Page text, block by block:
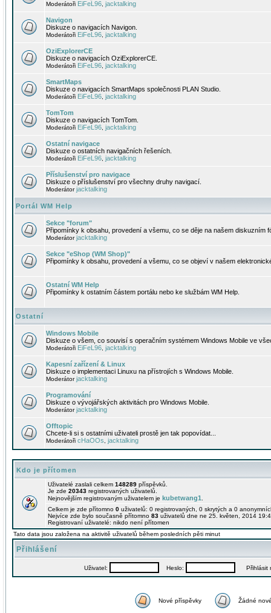
Moderátoři EiFeL96 jacktalking
Navigon
Diskuze o navigacích Navigon.
Moderátoři EiFeL96 jacktalking
OziExplorerCE
Diskuze o navigacích OziExplorerCE.
Moderátoři EiFeL96 jacktalking
SmartMaps
Diskuze o navigacích SmartMaps společnosti PLAN Studio.
Moderátoři EiFeL96 jacktalking
TomTom
Diskuze o navigacích TomTom.
Moderátoři EiFeL96 jacktalking
Ostatní navigace
Diskuze o ostatních navigačních řešeních.
Moderátoři EiFeL96 jacktalking
Příslušenství pro navigace
Diskuze o příslušenství pro všechny druhy navigací.
Moderátorjacktalking
Portál WM Help
Sekce "forum"
Připomínky k obsahu, provedení a všemu, co se děje na našem diskuzním
Moderátorjacktalking
Sekce "eShop (WM Shop)"
Připomínky k obsahu, provedení a všemu, co se objeví v našem
Ostatní WM Help
Připomínky k ostatním částem portálu nebo ke službám WM Help.
Ostatní
Windows Mobile
Diskuze o všem, co souvisí s operačním systémem Windows Mobile ve
Moderátoři EiFeL96 jacktalking
Kapesní zařízení & Linux
Diskuze o implementaci Linuxu na přístrojích s Windows Mobile.
Moderátorjacktalking
Programování
Diskuze o vývojářských aktivitách pro Windows Mobile.
Moderátorjacktalking
Offtopic
Chcete-li si s ostatními uživateli prostě jen tak popovídat...
Moderátoři cHaOOs jacktalking
Kdo je přítomen
Uživatelé zaslali celkem 148289 příspěvků.
Je zde 20343 registrovaných uživatelů.
Nejnovějším registrovaným uživatelem je kubetwang1
Celkem je zde přítomno 0 uživatelů: 0 registrovaných, 0 skrytých a 0
Nejvíce zde bylo současně přítomno 83 uživatelů dne ne 25. květen, 2014
Registrovaní uživatelé: nikdo není přítomen
Tato data jsou založena na aktivitě uživatelů během posledních pěti minut
Přihlášení
Uživatel: Heslo: Přihlásit
Nové příspěvky Žádné